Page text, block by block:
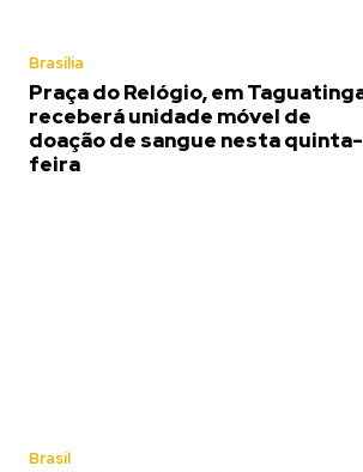
Brasília
Praça do Relógio, em
receberá unidade móvel de
doação de sangue nesta quinta-
feira
Brasil